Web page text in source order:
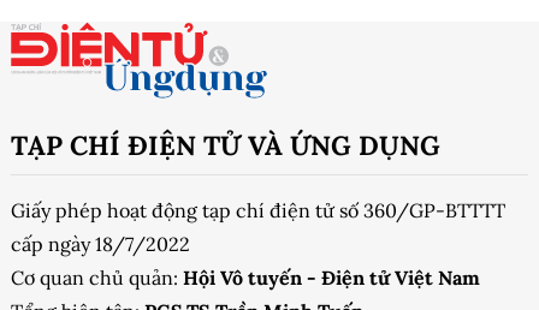
TẠP CHÍ ĐIỆN TỬ VÀ ỨNG DỤNG
Giấy phép hoạt động tạp chí điện tử số 360/GP-BTTTT
cấp ngày 18/7/2022
Cơ quan chủ quản: Hội Vô tuyến - Điện tử Việt Nam